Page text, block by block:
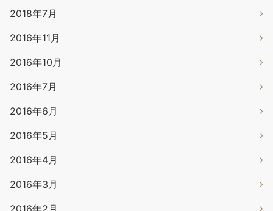
2018年7月
2016年11月
2016年10月
2016年7月
2016年6月
2016年5月
2016年4月
2016年3月